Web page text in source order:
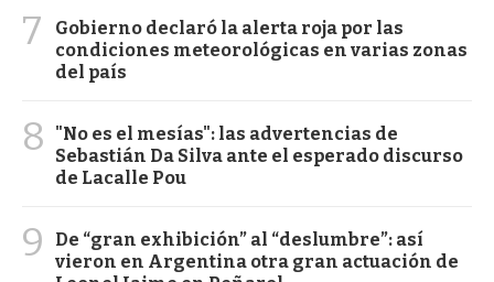
7
Gobierno declaró la alerta roja por las
condiciones meteorológicas en varias zonas
del país
8
"No es el mesías": las advertencias de
Sebastián Da Silva ante el esperado discurso
de Lacalle Pou
9
De “gran exhibición” al “deslumbre”: así
vieron en Argentina otra gran actuación de